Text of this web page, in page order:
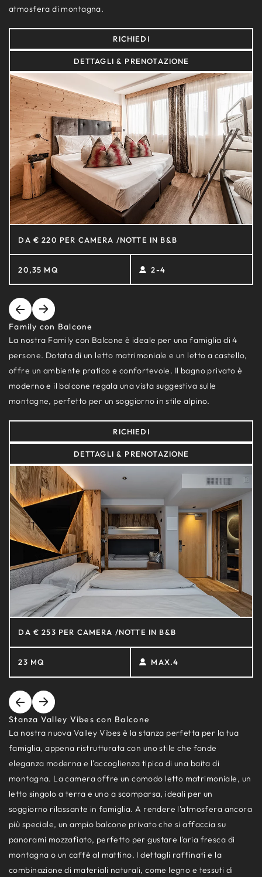
atmosfera di montagna.
RICHIEDI
DETTAGLI & PRENOTAZIONE
DA € 220 PER CAMERA /NOTTE IN B&B
20,35 MQ 2-4
Family con Balcone
La nostra Family con Balcone è ideale per una famiglia di 4
persone. Dotata di un letto matrimoniale e un letto a castello,
offre un ambiente pratico e confortevole. Il bagno privato è
moderno e il balcone regala una vista suggestiva sulle
montagne, perfetto per un soggiorno in stile alpino.
RICHIEDI
DETTAGLI & PRENOTAZIONE
DA € 253 PER CAMERA /NOTTE IN B&B
23 MQ MAX.4
Stanza Valley Vibes con Balcone
La nostra nuova Valley Vibes è la stanza perfetta per la tua
famiglia, appena ristrutturata con uno stile che fonde
eleganza moderna e l'accoglienza tipica di una baita di
montagna. La camera offre un comodo letto matrimoniale, un
letto singolo a terra e uno a scomparsa, ideali per un
soggiorno rilassante in famiglia. A rendere l'atmosfera ancora
più speciale, un ampio balcone privato che si affaccia su
panorami mozzafiato, perfetto per gustare l'aria fresca di
montagna o un caffè al mattino. I dettagli raffinati e la
combinazione di materiali naturali, come legno e tessuti di